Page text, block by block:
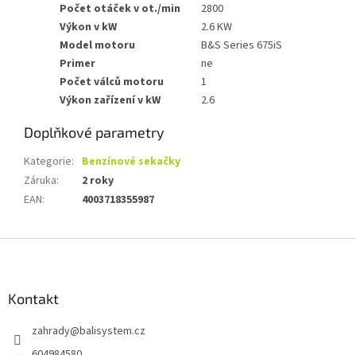
Počet otáček v ot./min
2800
Výkon v kW
2.6 KW
Model motoru
B&S Series 675iS
Primer
ne
Počet válců motoru
1
Výkon zařízení v kW
2.6
Doplňkové parametry
Kategorie: Benzínové sekačky
Záruka:
2 roky
EAN: 4003718355987
Kontakt
zahrady@balisystem.cz